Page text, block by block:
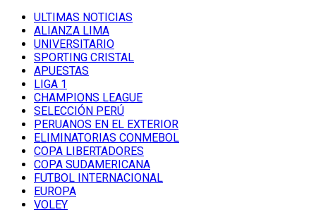
ULTIMAS NOTICIAS
ALIANZA LIMA
UNIVERSITARIO
SPORTING CRISTAL
APUESTAS
LIGA 1
CHAMPIONS LEAGUE
SELECCIÓN PERÚ
PERUANOS EN EL EXTERIOR
ELIMINATORIAS CONMEBOL
COPA LIBERTADORES
COPA SUDAMERICANA
FUTBOL INTERNACIONAL
EUROPA
VOLEY